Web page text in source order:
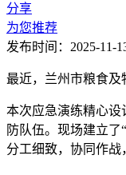
分享
为您推荐
发布时间：2025-11-
最近，兰州市粮食及
本次应急演练精心设
防队伍。现场建立
分工细致，协同作战